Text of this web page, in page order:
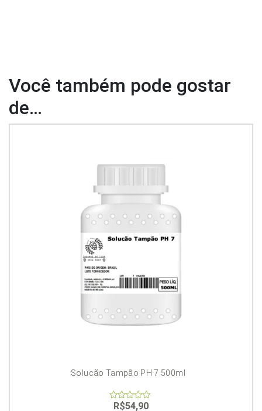
Você também pode gostar
de…
Solucão Tampão PH 7 500ml
R$54,90